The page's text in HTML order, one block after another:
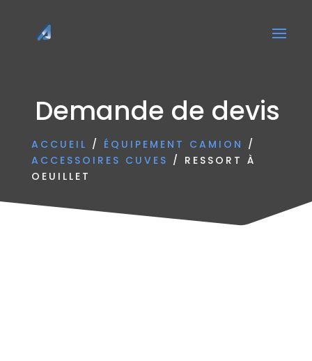
Demande de devis
ACCUEIL / ÉQUIPEMENT CAMION /
ACCESSOIRES CUVES / RESSORT À
OEUILLET